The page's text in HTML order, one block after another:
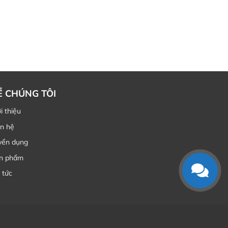
CHÚNG TÔI
thiệu
hệ
dụng
phẩm
tức